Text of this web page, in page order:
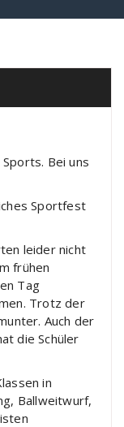
Bei uns
Sportfest
leider nicht
frühen
Tag
Trotz der
Auch der
die Schüler
in
Ballweitwurf,